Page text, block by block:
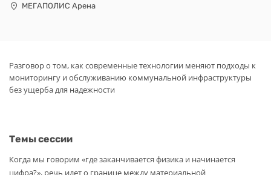
МЕГАПОЛИС Арена
Разговор о том, как современные технологии меняют подходы к
мониторингу и обслуживанию коммунальной инфраструктуры
без ущерба для надежности
Темы сессии
Когда мы говорим «где заканчивается физика и начинается
цифра?», речь идет о границе между материальной